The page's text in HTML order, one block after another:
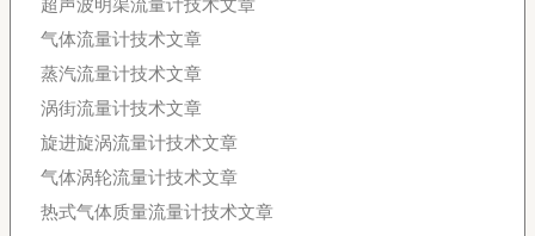
超声波明渠流量计技术文章
气体流量计技术文章
蒸汽流量计技术文章
涡街流量计技术文章
旋进旋涡流量计技术文章
气体涡轮流量计技术文章
热式气体质量流量计技术文章